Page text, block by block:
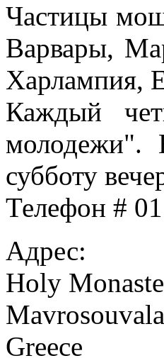
Частицы
Варвары,
Харлампия,
Каждый
молодежи".
субботу
Телефон #
Адрес:
Holy
Greece